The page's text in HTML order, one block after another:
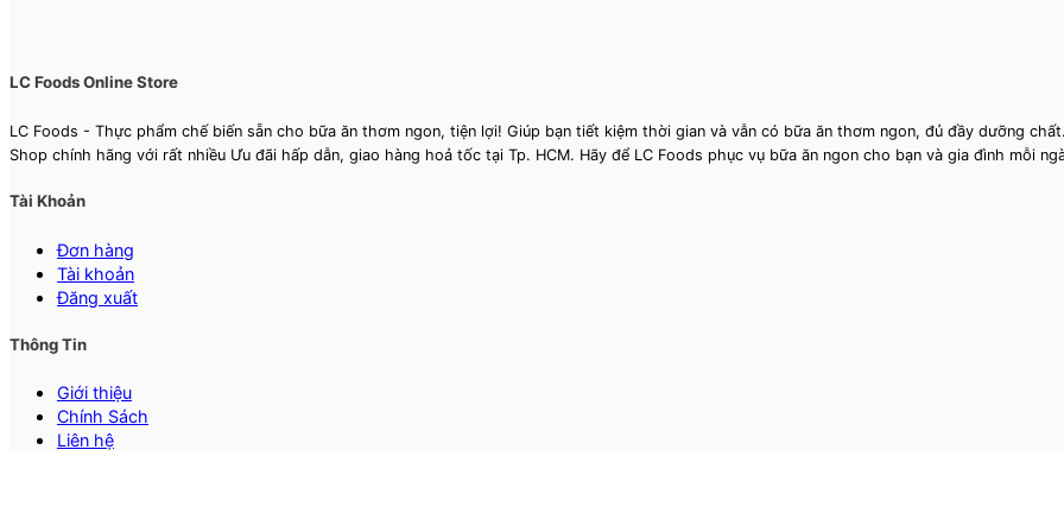
LC Foods Online Store
LC Foods - Thực phẩm chế biến sẵn cho bữa ăn thơm ngon, tiện lợi! Giúp bạn tiết kiệm thời gian và vẫn có bữa ăn thơm ngon, đủ đầy dưỡng chất.
Shop chính hãng với rất nhiều Ưu đãi hấp dẫn, giao hàng hoả tốc tại Tp. HCM. Hãy để LC Foods phục vụ bữa ăn ngon cho bạn và gia đình mỗi
Tài Khoản
Đơn hàng
Tài khoản
Đăng xuất
Thông Tin
Giới thiệu
Chính Sách
Liên hệ